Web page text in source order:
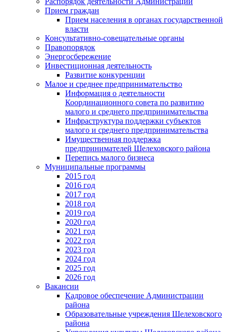
Прием граждан
Прием населения в органах государственной
власти
Консультативно-совещательные органы
Правопорядок
Энергосбережение
Инвестиционная деятельность
Развитие конкуренции
Малое и среднее предпринимательство
Информация о деятельности
Координационного совета по развитию
малого и среднего предпринимательства
Инфраструктура поддержки субъектов
малого и среднего предпринимательства
Имущественная поддержка
предпринимателей Шелеховского района
Перепись малого бизнеса
Муниципальные программы
2015 год
2016 год
2017 год
2018 год
2019 год
2020 год
2021 год
2022 год
2023 год
2024 год
2025 год
2026 год
Вакансии
Кадровое обеспечение Администрации
района
Образовательные учреждения Шелеховского
района